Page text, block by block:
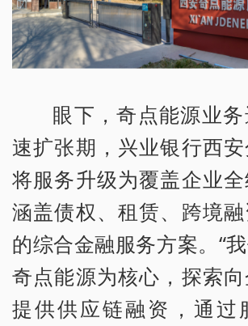
眼下，奇点能源业
速扩张期，兴业银行西
将服务升级为覆盖企业全
涵盖债权、租赁、跨境
的综合金融服务方案。“
奇点能源为核心，探索
提供供应链融资，通过